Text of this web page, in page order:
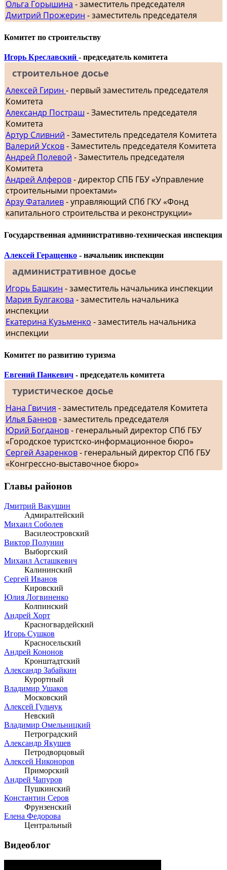
Ольга Горышина - заместитель председателя
Дмитрий Прожерин - заместитель председателя
Комитет по строительству
Игорь Креславский - председатель комитета
строительное досье
Алексей Гирин - первый заместитель председателя
Комитета
Александр Постраш - Заместитель председателя
Комитета
Артур Сливний - Заместитель председателя Комитета
Валерий Усков- Заместитель председателя Комитета
Андрей Полевой - Заместитель председателя
Комитета
Андрей Алферов- директор СПБ ГБУ «Управление
строительными проектами»
Арзу Фаталиев- управляющий СПб ГКУ «Фонд
капитального строительства и реконструкции»
Государственная административно-техническая инспекция
Алексей Геращенко - начальник инспекции
административное досье
Игорь Башкин - заместитель начальника инспекции
Мария Булгакова - заместитель начальника
инспекции
Екатерина Кузьменко - заместитель начальника
инспекции
Комитет по развитию туризма
Евгений Панкевич - председатель комитета
туристическое досье
Нана Гвичия - заместитель председателя Комитета
Илья Баннов- заместитель председателя
Юрий Богданов- генеральный директор СПб ГБУ
«Городское туристско-информационное бюро»
Сергей Азаренков- генеральный директор СПб ГБУ
«Конгрессно-выставочное бюро»
Главы районов
Дмитрий Вакушин
Адмиралтейский
Михаил Соболев
Василеостровский
Виктор Полунин
Выборгский
Михаил Асташкевич
Калининский
Сергей Иванов
Кировский
Юлия Логвиненко
Колпинский
Андрей Хорт
Красногвардейский
Игорь Сушков
Красносельский
Андрей Кононов
Кронштадтский
Александр Забайкин
Курортный
Владимир Ушаков
Московский
Алексей Гульчук
Невский
Владимир Омельницкий
Петроградский
Александр Якушев
Петродворцовый
Алексей Никоноров
Приморский
Андрей Чапуров
Пушкинский
Константин Серов
Фрунзенский
Елена Федорова
Центральный
Видеоблог